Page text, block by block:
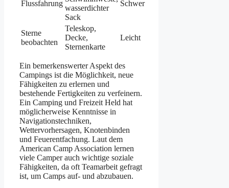
Flussfahrung
wasserdichter
Sack
Schwer
Sterne
beobachten
Teleskop,
Decke,
Sternenkarte
Leicht
Ein bemerkenswerter Aspekt des
Campings ist die Möglichkeit, neue
Fähigkeiten zu erlernen und
bestehende Fertigkeiten zu verfeinern.
Ein Camping und Freizeit Held hat
möglicherweise Kenntnisse in
Navigationstechniken,
Wettervorhersagen, Knotenbinden
und Feuerentfachung. Laut dem
American Camp Association lernen
viele Camper auch wichtige soziale
Fähigkeiten, da oft Teamarbeit gefragt
ist, um Camps auf- und abzubauen.